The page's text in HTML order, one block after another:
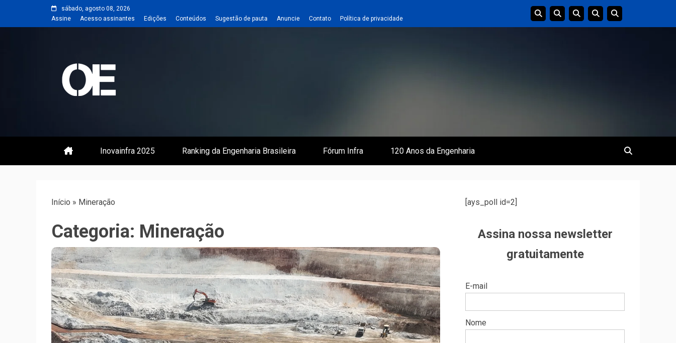
sábado, agosto 08, 2026
Assine
Acesso assinantes Edições Conteúdos Sugestão de pauta Anuncie Contato Política de privacidade
Revista | O Empreiteiro
Inovainfra 2025 Ranking da Engenharia Brasileira Fórum Infra 120 Anos da Engenharia
Início » Mineração
Categoria: Mineração
[ays_poll id=2]
Assina nossa newsletter
gratuitamente
E-mail
Nome